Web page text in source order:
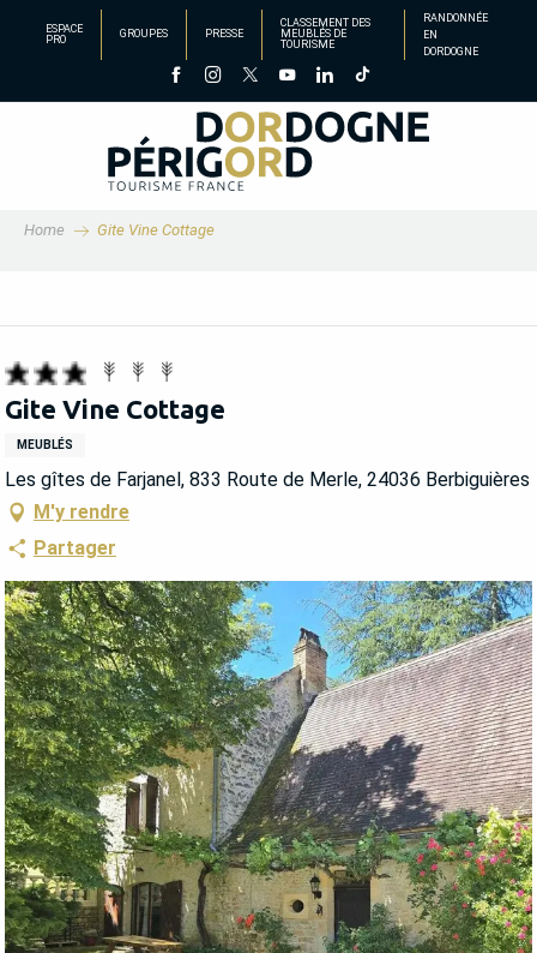
principal
ESPACE
PRO
GROUPES PRESSE
CLASSEMENT DES
MEUBLÉS DE
TOURISME
RANDONNÉE
EN
DORDOGNE
Home Gite Vine Cottage
Gite Vine Cottage
MEUBLÉS
Les gîtes de Farjanel, 833 Route de Merle, 24036 Berbiguières
M'y rendre
Partager